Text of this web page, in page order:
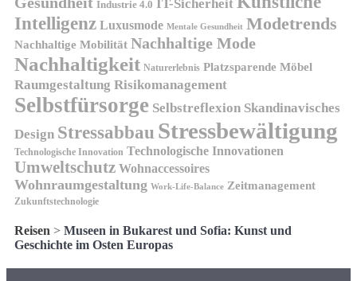
Industrie 4.0 IT-Sicherheit
Intelligenz Luxusmode Mentale Gesundheit Modetrends
Nachhaltige Mobilität Nachhaltige Mode
Nachhaltigkeit Naturerlebnis Platzsparende Möbel
Raumgestaltung Risikomanagement
Selbstfürsorge Selbstreflexion Skandinavisches
Design Stressabbau Stressbewältigung
Technologische Innovation Technologische Innovationen
Umweltschutz Wohnaccessoires
Wohnraumgestaltung Work-Life-Balance Zeitmanagement
Zukunftstechnologie
Reisen > Museen in Bukarest und Sofia: Kunst und
Geschichte im Osten Europas